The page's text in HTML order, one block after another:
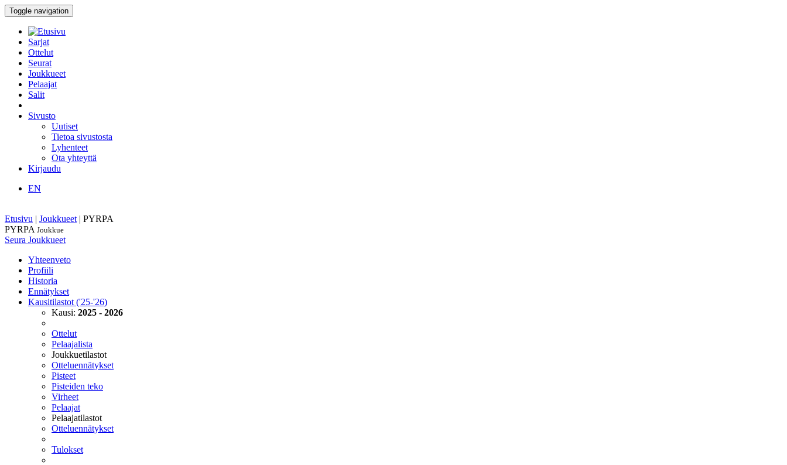
Toggle navigation
Sarjat
Ottelut
Seurat
Joukkueet
Pelaajat
Salit
Sivusto
Uutiset
Tietoa sivustosta
Lyhenteet
Ota yhteyttä
Kirjaudu
EN
Etusivu | Joukkueet | PYRPA
PYRPA Joukkue
Seura Joukkueet
Yhteenveto
Profiili
Historia
Ennätykset
Kausitilastot ('25-'26)
Kausi: 2025 - 2026
Ottelut
Pelaajalista
Joukkuetilastot
Otteluennätykset
Pisteet
Pisteiden teko
Virheet
Pelaajat
Pelaajatilastot
Otteluennätykset
Tulokset